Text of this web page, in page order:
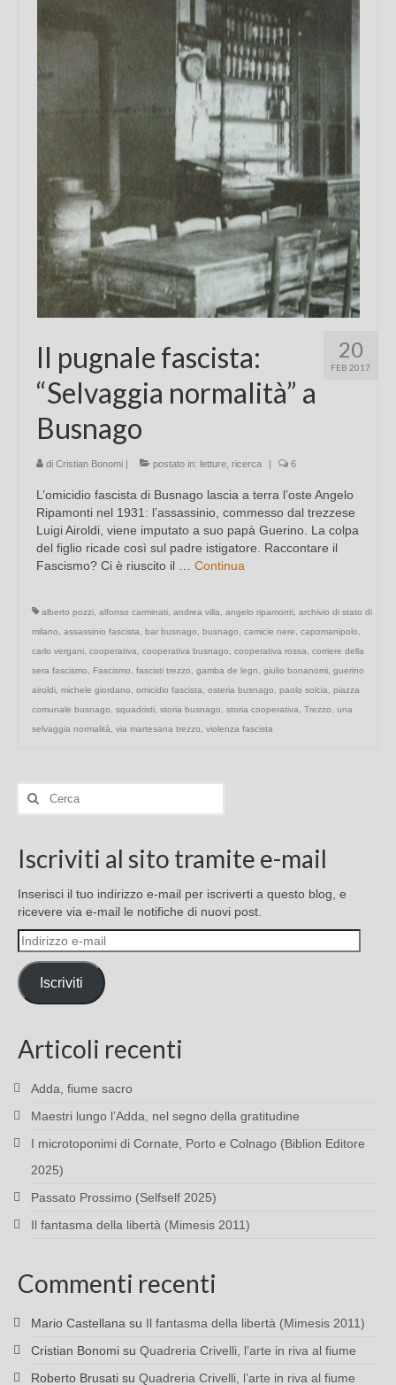
Chi sono
FAQ
20
FEB 2017
Il pugnale fascista:
“Selvaggia normalità” a
Busnago
di Cristian Bonomi | postato in: letture ricerca | 6
L’omicidio fascista di Busnago lascia a terra l’oste Angelo
Ripamonti nel 1931: l’assassinio, commesso dal trezzese
Luigi Airoldi, viene imputato a suo papà Guerino. La colpa
del figlio ricade così sul padre istigatore. Raccontare il
Fascismo? Ci è riuscito il … Continua
alberto pozzi alfonso carminati andrea villa angelo ripamonti archivio di stato di
milano
assassinio fascista bar busnago busnago camicie nere capomanipolo
carlo vergani cooperativa cooperativa busnago cooperativa rossa
corriere della
sera fascismo
Fascismo fascisti trezzo gamba de legn giulio bonanomi guerino
airoldi michele giordano omicidio fascista osteria busnago paolo solcia
piazza
comunale busnago
squadristi storia busnago storia cooperativa Trezzo
una
selvaggia normalità
via martesana trezzo violenza fascista
Cerca:
Iscriviti al sito tramite e-mail
Inserisci il tuo indirizzo e-mail per iscriverti a questo blog, e
ricevere via e-mail le notifiche di nuovi post.
Indirizzo
e-
mail
Iscriviti
Articoli recenti
Adda, fiume sacro
Maestri lungo l’Adda, nel segno della gratitudine
I microtoponimi di Cornate, Porto e Colnago (Biblion Editore
2025)
Passato Prossimo (Selfself 2025)
Il fantasma della libertà (Mimesis 2011)
Commenti recenti
Mario Castellana su Il fantasma della libertà (Mimesis 2011)
Cristian Bonomi su Quadreria Crivelli, l’arte in riva al fiume
Roberto Brusati su Quadreria Crivelli, l’arte in riva al fiume